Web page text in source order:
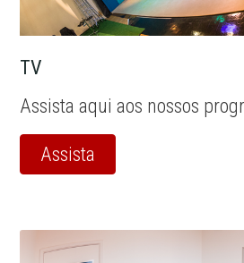
TV
Assista aqui aos nossos
Assista